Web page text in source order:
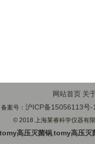
网站首页 关
备案号：沪ICP备15056113号-
© 2018 上海莱睿科学仪器有
tomy高压灭菌锅,tomy高压灭